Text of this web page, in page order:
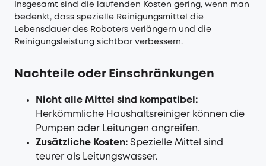
Insgesamt sind die laufenden Kosten gering, wenn man
bedenkt, dass spezielle Reinigungsmittel die
Lebensdauer des Roboters verlängern und die
Reinigungsleistung sichtbar verbessern.
Nachteile oder Einschränkungen
Nicht alle Mittel sind kompatibel:
Herkömmliche Haushaltsreiniger können die
Pumpen oder Leitungen angreifen.
Zusätzliche Kosten: Spezielle Mittel sind
teurer als Leitungswasser.